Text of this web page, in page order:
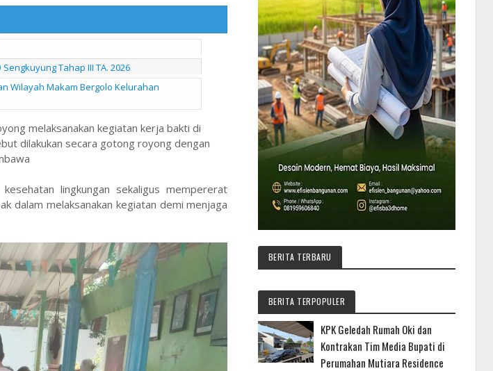
Tahap III TA. 2026
Wilayah Makam Bergolo Kelurahan
melaksanakan kegiatan kerja bakti di
dilakukan secara gotong royong dengan
lingkungan sekaligus mempererat
dalam melaksanakan kegiatan demi menjaga
BERITA TERBARU
BERITA TERPOPULER
KPK Geledah Rumah Oki dan
Kontrakan Tim Media Bupati di
Perumahan Mutiara Residence